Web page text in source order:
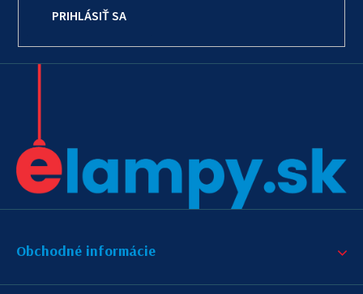
PRIHLÁSIŤ SA
Obchodné informácie